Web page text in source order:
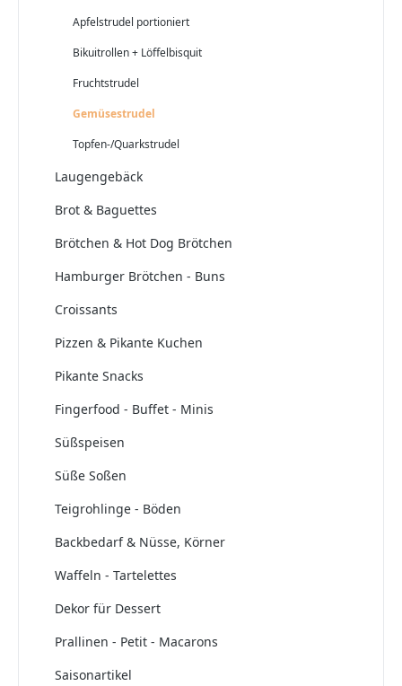
Apfelstrudel portioniert
Bikuitrollen + Löffelbisquit
Fruchtstrudel
Gemüsestrudel
Topfen-/Quarkstrudel
Laugengebäck
Brot & Baguettes
Brötchen & Hot Dog Brötchen
Hamburger Brötchen - Buns
Croissants
Pizzen & Pikante Kuchen
Pikante Snacks
Fingerfood - Buffet - Minis
Süßspeisen
Süße Soßen
Teigrohlinge - Böden
Backbedarf & Nüsse, Körner
Waffeln - Tartelettes
Dekor für Dessert
Prallinen - Petit - Macarons
Saisonartikel